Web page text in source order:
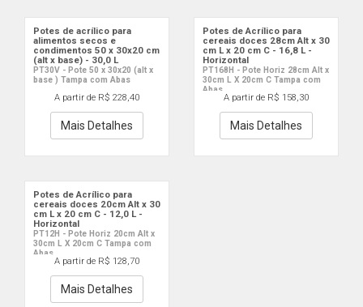
Potes de acrílico para
alimentos secos e
condimentos 50 x 30x20 cm
(alt x base) - 30,0 L
PT30V - Pote 50 x 30x20 (alt x
base ) Tampa com Abas
A partir de R$ 228,40
Mais Detalhes
Potes de Acrílico para
cereais doces 28cm Alt x 30
cm L x 20 cm C - 16,8 L -
Horizontal
PT168H - Pote Horiz 28cm Alt x
30cm L X 20cm C Tampa com
Abas
A partir de R$ 158,30
Mais Detalhes
Potes de Acrílico para
cereais doces 20cm Alt x 30
cm L x 20 cm C - 12,0 L -
Horizontal
PT12H - Pote Horiz 20cm Alt x
30cm L X 20cm C Tampa com
Abas
A partir de R$ 128,70
Mais Detalhes